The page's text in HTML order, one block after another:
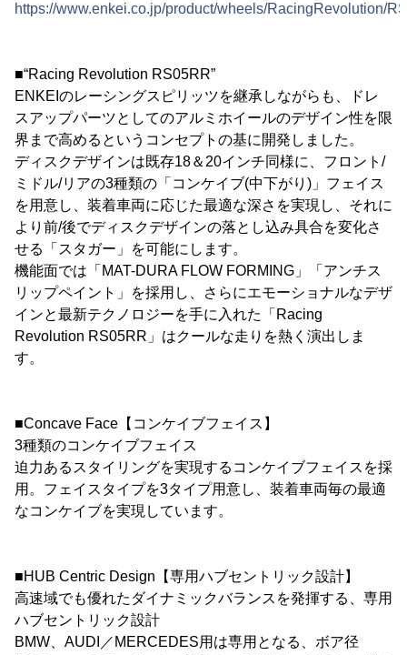
https://www.enkei.co.jp/product/wheels/RacingRevolution/
■“Racing Revolution RS05RR”
ENKEIのレーシングスピリッツを継承しながらも、ドレ
スアップパーツとしてのアルミホイールのデザイン性を限
界まで高めるというコンセプトの基に開発しました。
ディスクデザインは既存18＆20インチ同様に、フロント/
ミドル/リアの3種類の「コンケイブ(中下がり)」フェイス
を用意し、装着車両に応じた最適な深さを実現し、それに
より前/後でディスクデザインの落とし込み具合を変化さ
せる「スタガー」を可能にします。
機能面では「MAT-DURA FLOW FORMING」「アンチス
リップペイント」を採用し、さらにエモーショナルなデザ
インと最新テクノロジーを手に入れた「Racing
Revolution RS05RR」はクールな走りを熱く演出しま
す。
■Concave Face【コンケイブフェイス】
3種類のコンケイブフェイス
迫力あるスタイリングを実現するコンケイブフェイスを採
用。フェイスタイプを3タイプ用意し、装着車両毎の最適
なコンケイブを実現しています。
■HUB Centric Design【専用ハブセントリック設計】
高速域でも優れたダイナミックバランスを発揮する、専用
ハブセントリック設計
BMW、AUDI／MERCEDES用は専用となる、ボア径